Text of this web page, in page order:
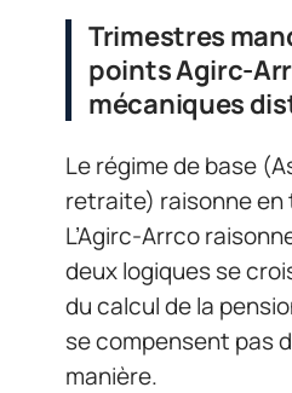
Trimestres
points Agirc-
mécaniques
Le régime de base
retraite) raisonne
L’Agirc-Arrco
deux logiques se
du calcul de la
se compensent pas
manière.